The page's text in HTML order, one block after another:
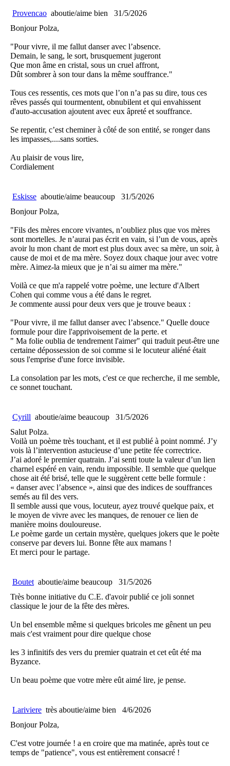
Provencao aboutie/aime bien
31/5/2026
Bonjour Polza,
"Pour vivre, il me fallut danser avec l’absence.
Demain, le sang, le sort, brusquement jugeront
Que mon âme en cristal, sous un cruel affront,
Dût sombrer à son tour dans la même souffrance."
Tous ces ressentis, ces mots que l’on n’a pas su dire, tous ces
rêves passés qui tourmentent, obnubilent et qui envahissent
d'auto-accusation ajoutent avec eux âpreté et souffrance.
Se repentir, c’est cheminer à côté de son entité, se ronger dans
les impasses,....sans sorties.
Au plaisir de vous lire,
Cordialement
Eskisse aboutie/aime beaucoup
31/5/2026
Bonjour Polza,
"Fils des mères encore vivantes, n’oubliez plus que vos mères
sont mortelles. Je n’aurai pas écrit en vain, si l’un de vous, après
avoir lu mon chant de mort est plus doux avec sa mère, un soir, à
cause de moi et de ma mère. Soyez doux chaque jour avec votre
mère. Aimez-la mieux que je n’ai su aimer ma mère."
Voilà ce que m'a rappelé votre poème, une lecture d'Albert
Cohen qui comme vous a été dans le regret.
Je commente aussi pour deux vers que je trouve beaux :
"Pour vivre, il me fallut danser avec l’absence." Quelle douce
formule pour dire l'apprivoisement de la perte. et
" Ma folie oublia de tendrement l'aimer" qui traduit peut-être une
certaine dépossession de soi comme si le locuteur aliéné était
sous l'emprise d'une force invisible.
La consolation par les mots, c'est ce que recherche, il me semble,
ce sonnet touchant.
Cyrill aboutie/aime beaucoup
31/5/2026
Salut Polza.
Voilà un poème très touchant, et il est publié à point nommé. J’y
vois là l’intervention astucieuse d’une petite fée correctrice.
J’ai adoré le premier quatrain. J’ai senti toute la valeur d’un lien
charnel espéré en vain, rendu impossible. Il semble que quelque
chose ait été brisé, telle que le suggèrent cette belle formule :
« danser avec l’absence », ainsi que des indices de souffrances
semés au fil des vers.
Il semble aussi que vous, locuteur, ayez trouvé quelque paix, et
le moyen de vivre avec les manques, de renouer ce lien de
manière moins douloureuse.
Le poème garde un certain mystère, quelques jokers que le poète
conserve par devers lui. Bonne fête aux mamans !
Et merci pour le partage.
Boutet aboutie/aime beaucoup
31/5/2026
Très bonne initiative du C.E. d'avoir publié ce joli sonnet
classique le jour de la fête des mères.
Un bel ensemble même si quelques bricoles me gênent un peu
mais c'est vraiment pour dire quelque chose
les 3 infinitifs des vers du premier quatrain et cet eût été ma
Byzance.
Un beau poème que votre mère eût aimé lire, je pense.
Lariviere très aboutie/aime bien
4/6/2026
Bonjour Polza,
C'est votre journée ! a en croire que ma matinée, après tout ce
temps de "patience", vous est entièrement consacré !